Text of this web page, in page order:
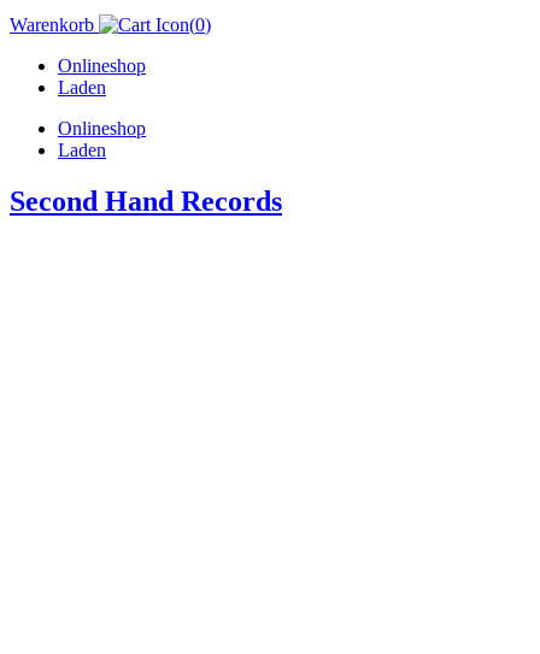
Warenkorb
(0)
Onlineshop
Laden
Onlineshop
Laden
Second Hand Records